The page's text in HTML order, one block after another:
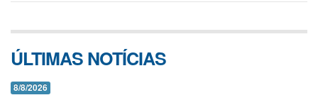
ÚLTIMAS NOTÍCIAS
8/8/2026